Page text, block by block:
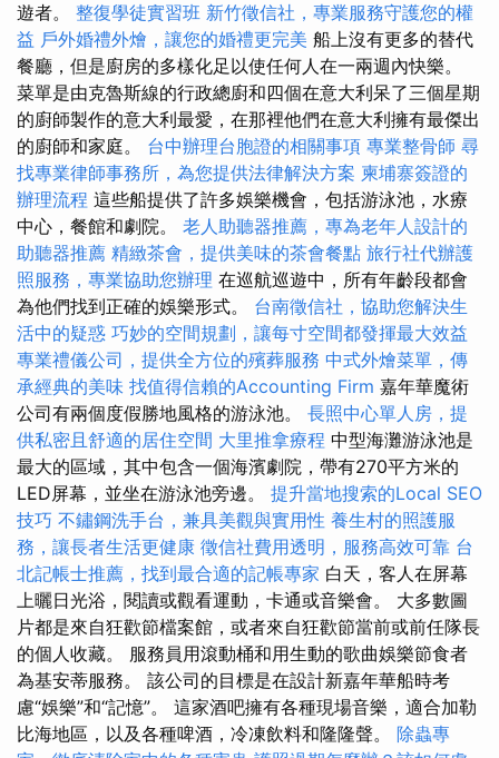
遊者。 整復學徒實習班 新竹徵信社，專業服務守護您的權
益 戶外婚禮外燴，讓您的婚禮更完美 船上沒有更多的替代
餐廳，但是廚房的多樣化足以使任何人在一兩週內快樂。
菜單是由克魯斯線的行政總廚和四個在意大利呆了三個星期
的廚師製作的意大利最愛，在那裡他們在意大利擁有最傑出
的廚師和家庭。 台中辦理台胞證的相關事項 專業整骨師 尋
找專業律師事務所，為您提供法律解決方案 柬埔寨簽證的
辦理流程 這些船提供了許多娛樂機會，包括游泳池，水療
中心，餐館和劇院。 老人助聽器推薦，專為老年人設計的
助聽器推薦 精緻茶會，提供美味的茶會餐點 旅行社代辦護
照服務，專業協助您辦理 在巡航巡遊中，所有年齡段都會
為他們找到正確的娛樂形式。 台南徵信社，協助您解決生
活中的疑惑 巧妙的空間規劃，讓每寸空間都發揮最大效益
專業禮儀公司，提供全方位的殯葬服務 中式外燴菜單，傳
承經典的美味 找值得信賴的Accounting Firm 嘉年華魔術
公司有兩個度假勝地風格的游泳池。 長照中心單人房，提
供私密且舒適的居住空間 大里推拿療程 中型海灘游泳池是
最大的區域，其中包含一個海濱劇院，帶有270平方米的
LED屏幕，並坐在游泳池旁邊。 提升當地搜索的Local SEO
技巧 不鏽鋼洗手台，兼具美觀與實用性 養生村的照護服
務，讓長者生活更健康 徵信社費用透明，服務高效可靠 台
北記帳士推薦，找到最合適的記帳專家 白天，客人在屏幕
上曬日光浴，閱讀或觀看運動，卡通或音樂會。 大多數圖
片都是來自狂歡節檔案館，或者來自狂歡節當前或前任隊長
的個人收藏。 服務員用滾動桶和用生動的歌曲娛樂節食者
為基安蒂服務。 該公司的目標是在設計新嘉年華船時考
慮“娛樂”和“記憶”。 這家酒吧擁有各種現場音樂，適合加勒
比海地區，以及各種啤酒，冷凍飲料和隆隆聲。 除蟲專